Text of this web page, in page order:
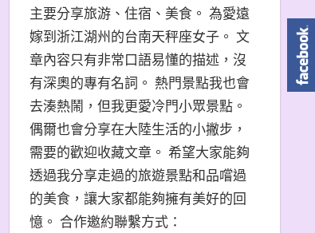
主要分享旅游、住宿、美食。 為愛遠
嫁到浙江湖州的台南天秤座女子。 文
章內容只有非常口語易懂的描述，沒
有深奧的專有名詞。 熱門景點我也會
去湊熱鬧，但我更愛冷門小眾景點。
偶爾也會分享在大陸生活的小撇步，
需要的歡迎收藏文章。 希望大家能夠
透過我分享走過的旅遊景點和品嚐過
的美食，讓大家都能夠擁有美好的回
憶。 合作邀約聯繫方式：